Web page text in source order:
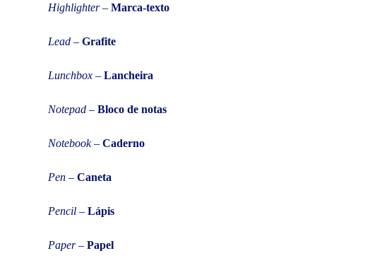
Highlighter– Marca-texto
Lead – Grafite
Lunchbox – Lancheira
Notepad – Bloco de notas
Notebook– Caderno
Pen – Caneta
Pencil – Lápis
Paper– Papel